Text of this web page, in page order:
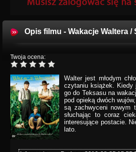
Opis filmu - Wakacje Waltera
Twoja ocena:
Walter jest młodym
czytaniu książek. Kiedy
go do Teksasu na
pod opieką dwóch
są zachwyceni nowym
słuchając to coraz
interesujące postacie.
lato.